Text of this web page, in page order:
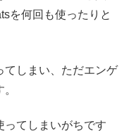
を何回も使ったりと
てしまい、ただエンゲ
ってしまいがちです